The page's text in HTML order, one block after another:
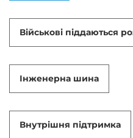
Військові піддаються
Інженерна шина
Внутрішня підтримка